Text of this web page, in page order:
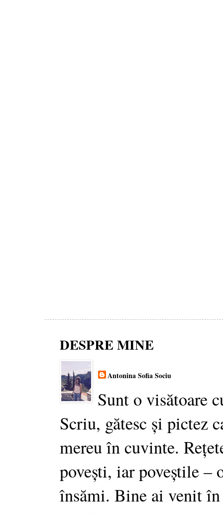
DESPRE MINE
Antonina Sofia Sociu
Sunt o visătoare
Scriu, gătesc și pictez
mereu în cuvinte.
povești, iar poveștile –
însămi. Bine ai venit